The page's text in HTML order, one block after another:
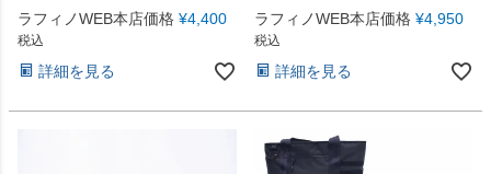
ラフィノWEB本店価格 ¥4,400
税込
詳細を見る
ラフィノWEB本店価格 ¥4,950
税込
詳細を見る